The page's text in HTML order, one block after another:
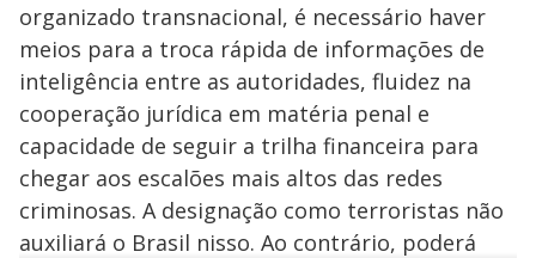
organizado transnacional, é necessário haver
meios para a troca rápida de informações de
inteligência entre as autoridades, fluidez na
cooperação jurídica em matéria penal e
capacidade de seguir a trilha financeira para
chegar aos escalões mais altos das redes
criminosas. A designação como terroristas não
auxiliará o Brasil nisso. Ao contrário, poderá